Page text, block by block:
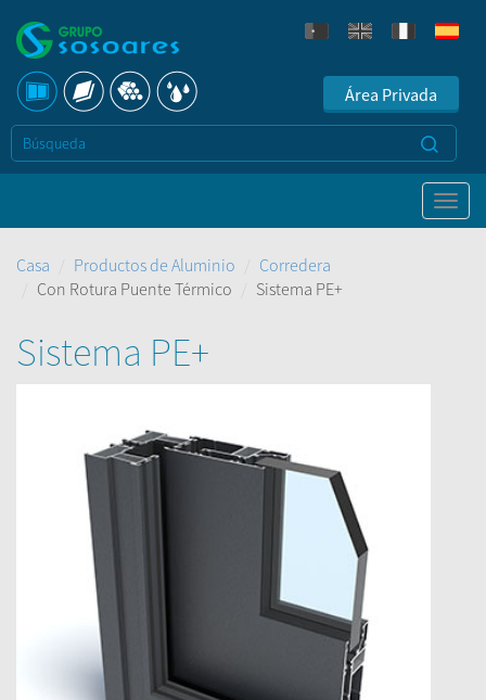
Área Privada
Casa Productos de Aluminio
Corredera
Con Rotura Puente Térmico
Sistema PE+
Sistema PE+